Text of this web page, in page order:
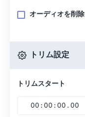
オーディオを削除
トリム設定
トリムスタート
00 : 00 : 00 . 00